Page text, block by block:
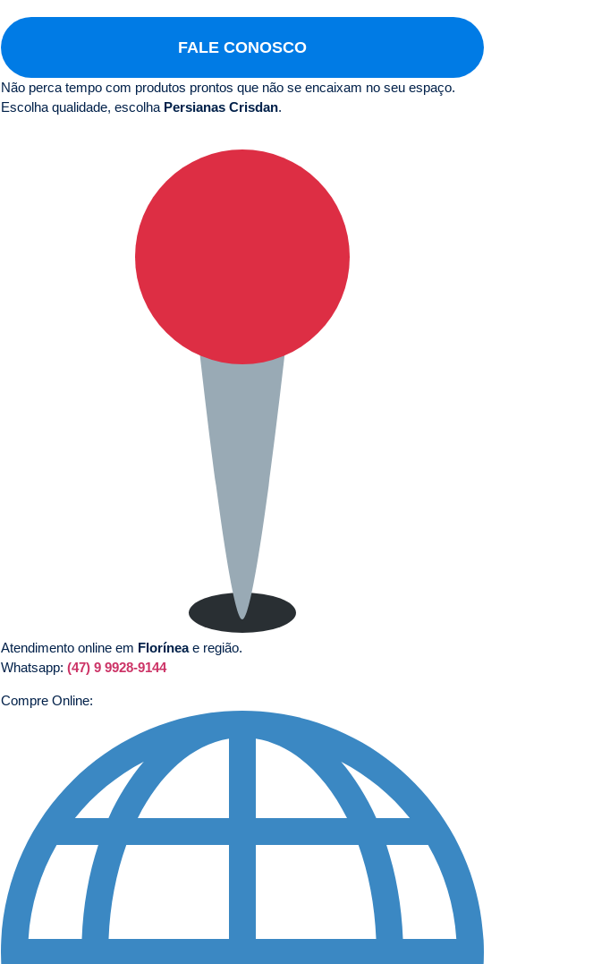
FALE CONOSCO
Não perca tempo com produtos prontos que não se encaixam no seu espaço.
Escolha qualidade, escolha Persianas Crisdan.
Atendimento online em Floríneae região.
Whatsapp: (47) 9 9928-9144
Compre Online: